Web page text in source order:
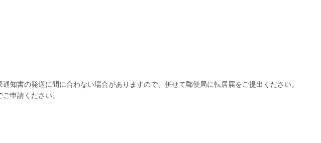
知書の発送に間に合わない場合がありますので、併せて郵便局に転居届をご提出ください。
申請ください。